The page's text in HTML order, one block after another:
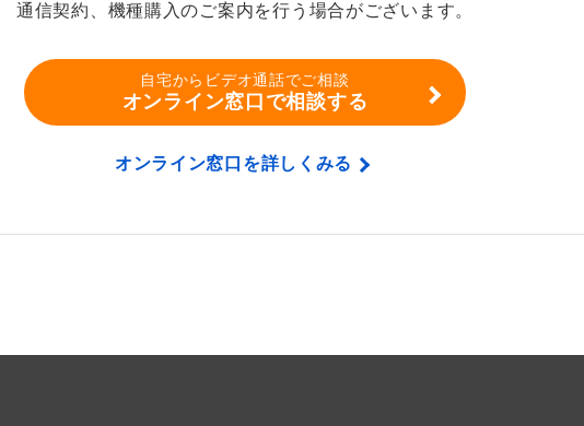
通信契約、機種購入のご案内を行う場合がございます。
自宅からビデオ通話でご相談
オンライン窓口で相談する
オンライン窓口を詳しくみる